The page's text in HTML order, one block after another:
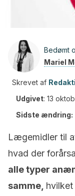
Bedømt
Mariel
Skrevet af
Udgivet: 13
Sidste ændring:
Lægemidler til
hvad der
alle typer
samme, hvilket